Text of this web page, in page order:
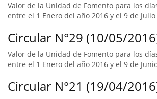
Valor de la Unidad de Fomento para los
entre el 1 Enero del año 2016 y el 9 de Julio
Circular N°29 (10/05/
Valor de la Unidad de Fomento para los
entre el 1 Enero del año 2016 y el 9 de
Circular N°21 (19/04/